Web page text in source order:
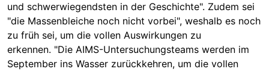
und schwerwiegendsten in der Geschichte". Zudem sei
"die Massenbleiche noch nicht vorbei", weshalb es noch
zu früh sei, um die vollen Auswirkungen zu
erkennen. "Die AIMS-Untersuchungsteams werden im
September ins Wasser zurückkehren, um die vollen